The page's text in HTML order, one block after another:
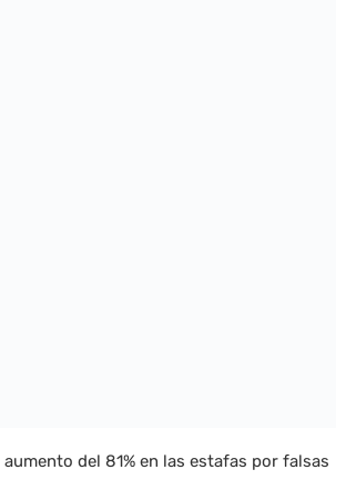
del 81% en las estafas por falsas